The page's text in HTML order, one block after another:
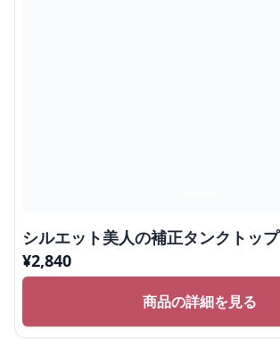
シルエット美人の補正タンクトップ
¥2,840
商品の詳細を見る